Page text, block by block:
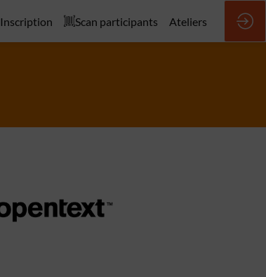
Inscription Scan participants Ateliers